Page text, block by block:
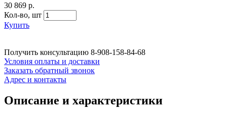
30 869 р.
Кол-во, шт
Купить
Получить консультацию 8-908-158-84-68
Условия оплаты и доставки
Заказать обратный звонок
Адрес и контакты
Описание и характеристики